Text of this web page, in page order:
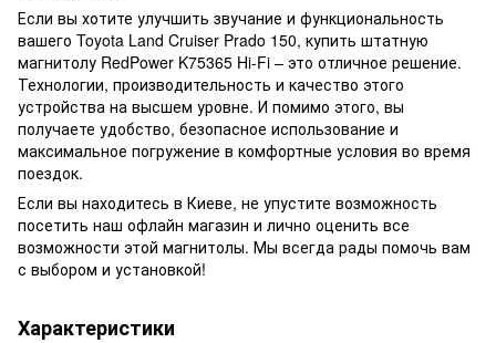
Если вы хотите улучшить звучание и функциональность
вашего Toyota Land Cruiser Prado 150, купить штатную
магнитолу RedPower K75365 Hi-Fi – это отличное решение.
Технологии, производительность и качество этого
устройства на высшем уровне. И помимо этого, вы
получаете удобство, безопасное использование и
максимальное погружение в комфортные условия во время
поездок.
Если вы находитесь в Киеве, не упустите возможность
посетить наш офлайн магазин и лично оценить все
возможности этой магнитолы. Мы всегда рады помочь вам
с выбором и установкой!
Характеристики